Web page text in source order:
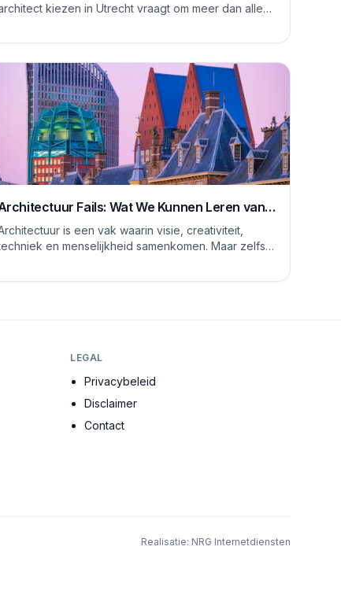
kiezen in Utrecht vraagt om meer dan alleen
Fails: Wat We Kunnen Leren van
Rare Ontwerpenis een vak waarin visie, creativiteit,
en menselijkheid samenkomen. Maar zelfs
LEGAL
Privacybeleid
Disclaimer
Contact
Realisatie: NRG Internetdiensten